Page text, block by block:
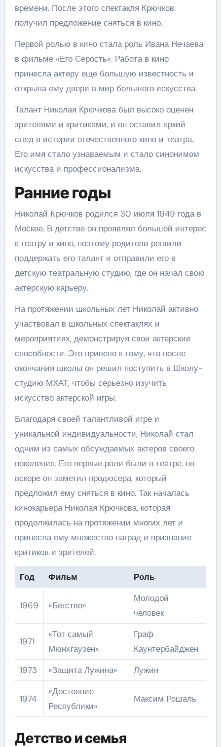
времени. После этого спектакля Крючков
получил предложение сняться в кино.
Первой ролью в кино стала роль Ивана Нечаева
в фильме «Его Серость». Работа в кино
принесла актеру еще большую известность и
открыла ему двери в мир большого искусства.
Талант Николая Крючкова был высоко оценен
зрителями и критиками, и он оставил яркий
след в истории отечественного кино и театра.
Его имя стало узнаваемым и стало синонимом
искусства и профессионализма.
Ранние годы
Николай Крючков родился 30 июля 1949 года в
Москве. В детстве он проявлял большой интерес
к театру и кино, поэтому родители решили
поддержать его талант и отправили его в
детскую театральную студию, где он начал свою
актерскую карьеру.
На протяжении школьных лет Николай активно
участвовал в школьных спектаклях и
мероприятиях, демонстрируя свои актерские
способности. Это привело к тому, что после
окончания школы он решил поступить в Школу-
студию МХАТ, чтобы серьезно изучить
искусство актерской игры.
Благодаря своей талантливой игре и
уникальной индивидуальности, Николай стал
одним из самых обсуждаемых актеров своего
поколения. Его первые роли были в театре, но
вскоре он заметил продюсера, который
предложил ему сняться в кино. Так началась
кинокарьера Николая Крючкова, которая
продолжилась на протяжении многих лет и
принесла ему множество наград и признание
критиков и зрителей.
Год Фильм Роль
1969 «Бегство»
Молодой
человек
1971
«Тот самый
Мюнхгаузен»
Граф
Каунтербайджен
1973
«Защита Лужина» Лужин
1974
«Достояние
Республики»
Максим Рошаль
Детство и семья